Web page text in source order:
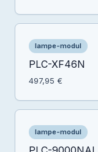
lampe-modul
PLC-XF46N
497,95 €
lampe-modul